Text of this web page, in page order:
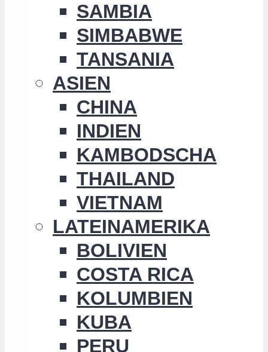
SAMBIA
SIMBABWE
TANSANIA
ASIEN
CHINA
INDIEN
KAMBODSCHA
THAILAND
VIETNAM
LATEINAMERIKA
BOLIVIEN
COSTA RICA
KOLUMBIEN
KUBA
PERU